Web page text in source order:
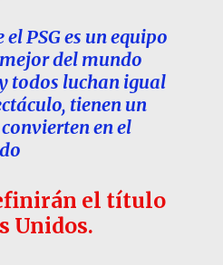
PSG es un equipo
del mundo
todos luchan igual
tienen un
en el
el título
Unidos.